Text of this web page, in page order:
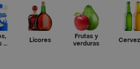
y
Licores
Frutas y
verduras